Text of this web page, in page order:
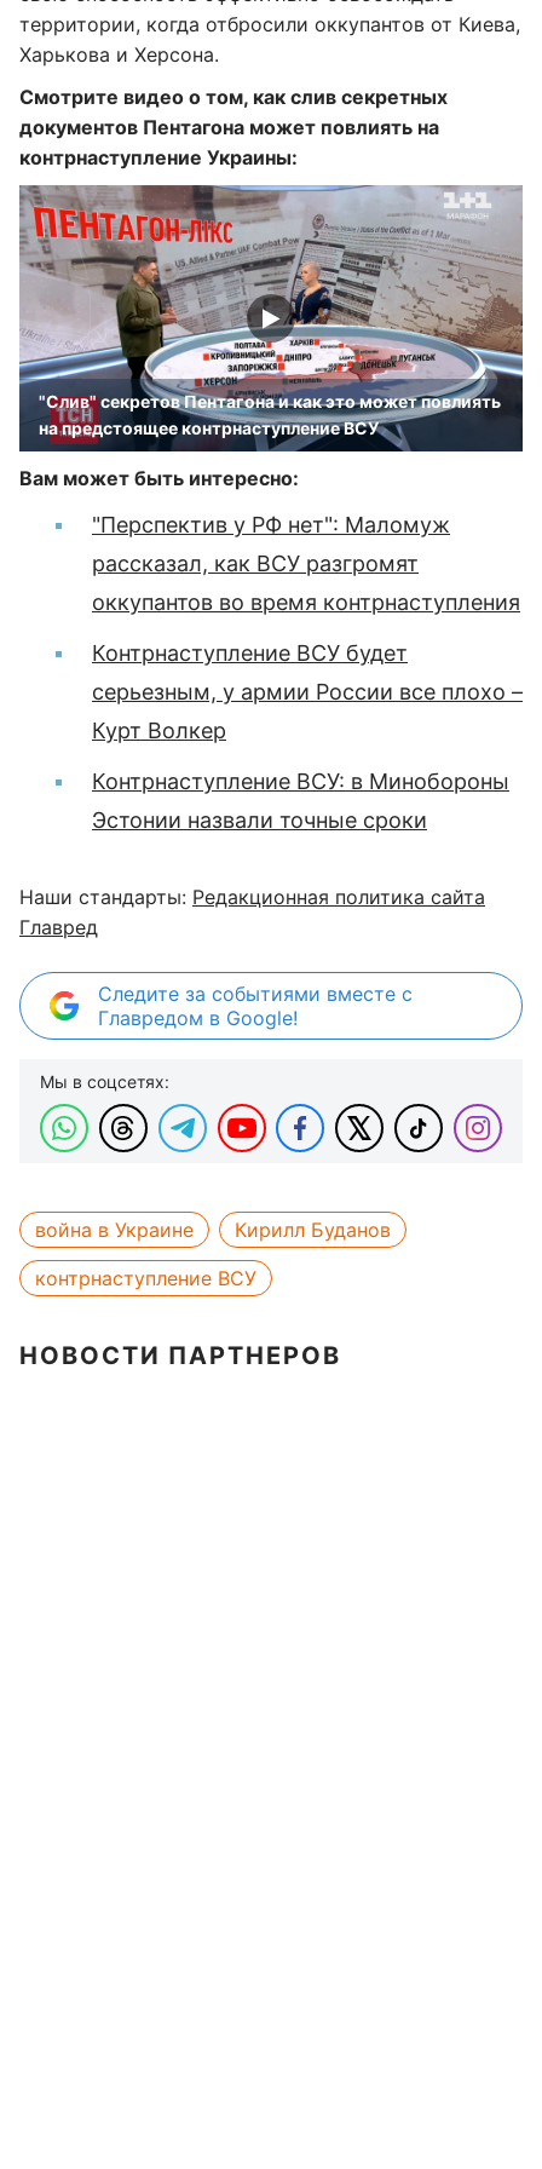
территории, когда отбросили оккупантов от Киева,
Харькова и Херсона.
Смотрите видео о том, как слив секретных
документов Пентагона может повлиять на
контрнаступление Украины:
"Слив" секретов Пентагона и как это может повлиять
на предстоящее контрнаступление ВСУ
Вам может быть интересно:
"Перспектив у РФ нет": Маломуж
рассказал, как ВСУ разгромят
оккупантов во время контрнаступления
Контрнаступление ВСУ будет
серьезным, у армии России все плохо –
Курт Волкер
Контрнаступление ВСУ: в Минобороны
Эстонии назвали точные сроки
Наши стандарты: Редакционная политика сайта
Главред
Следите за событиями вместе с
Главредом в Google!
Мы в соцсетях:
война в Украине
Кирилл Буданов
контрнаступление ВСУ
НОВОСТИ ПАРТНЕРОВ